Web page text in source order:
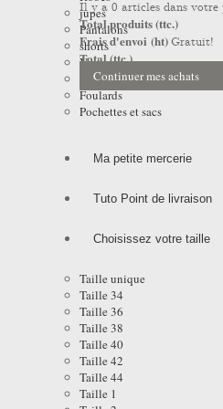
Il y a 0 articles dans votre
Total produits (ttc.)
Frais d'envoi (ht)Gratuit!
Total (ttc.)
Continuer mes achats
jupes
Pantalons
shorts
Vestes
Manteaux et Impers
Foulards
Pochettes et sacs
Ma petite mercerie
Tuto Point de livraison
Choisissez votre taille
Taille unique
Taille 34
Taille 36
Taille 38
Taille 40
Taille 42
Taille 44
Taille 1